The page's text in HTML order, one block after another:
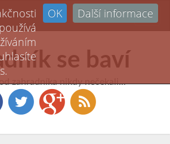
se baví
zahradníka nikdy nečekali...
OK Další informace